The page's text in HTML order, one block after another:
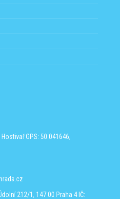
HostivařGPS: 50.041646,
212/1, 147 00 Praha 4 IČ: